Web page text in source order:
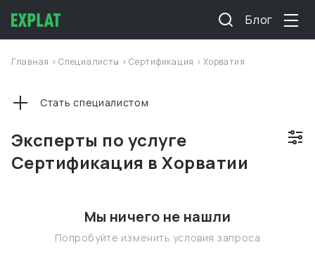
Блог
Главная >Специалисты >Сертификация >Хорватия
Эксперты по услуге
Сертификация в Хорватии
Стать специалистом
Мы ничего не нашли
Попробуйте изменить условия запроса